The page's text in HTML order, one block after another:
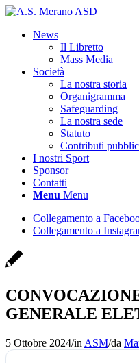
News
Il Libretto
Mass Media
Società
La nostra storia
Organigramma
Safeguarding
La nostra sede
Statuto
Contributi
I nostri Sport
Sponsor
Contatti
Menu Menu
Collegamento a
Collegamento a
GENERALE
5 Ottobre 2024/in ASM/da